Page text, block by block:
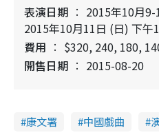
表演日期
2015年10月
2015年10月11日 (日) 下午
費用
$320, 240, 180,
開售日期
2015-08-20
康文署 中國戲曲